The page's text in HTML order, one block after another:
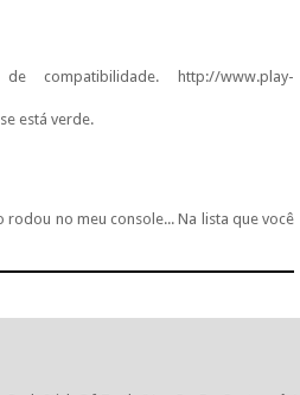
compatibilidade. http://www.play-
está verde.
rodou no meu console... Na lista que você